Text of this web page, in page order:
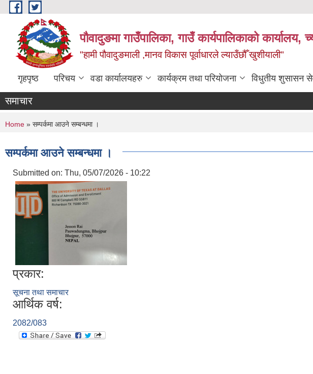
Skip to main content
पौवादुङमा गाउँपालिका, गाउँ कार्यपालिकाको कार्यालय,
"हामी पौवादुङमाली ,मानव विकास पूर्वाधारले ल्याउँछौँ खुशीयाली"
गृहपृष्ठ परिचय वडा कार्यालयहरु कार्यक्रम तथा परियोजना विधुतीय शुसासन
समाचार
You are here
Home » सम्पर्कमा आउने सम्बन्धमा ।
सम्पर्कमा आउने सम्बन्धमा ।
Submitted on: Thu, 05/07/2026 - 10:22
प्रकार:
सूचना तथा समाचार
आर्थिक वर्ष:
2082/083